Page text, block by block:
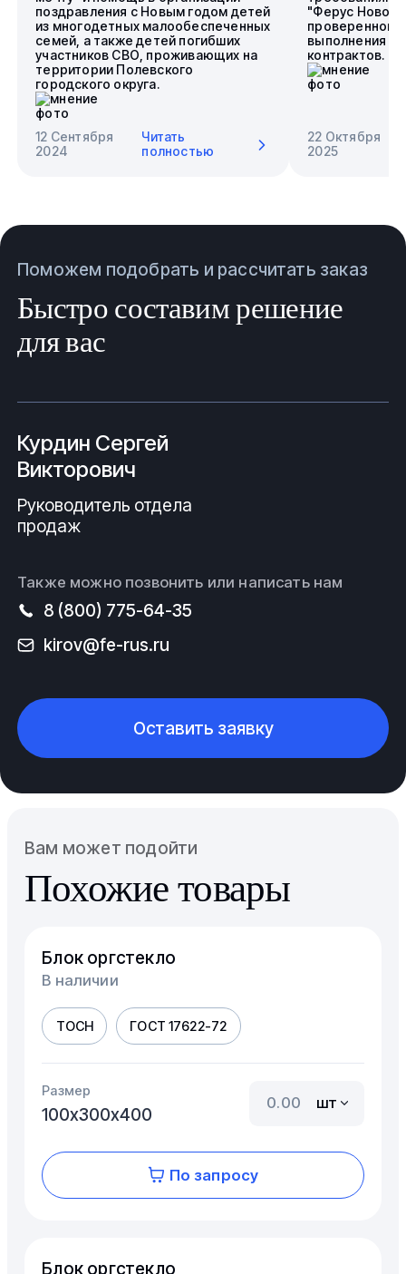
поздравления с Новым годом детей
из многодетных малообеспеченных
семей, а также детей погибших
участников СВО, проживающих на
территории Полевского
городского округа.
12 Сентября
2024
Читать
полностью
"Ферус
проверенного
выполнения
контрактов.
22 Октября
2025
Поможем подобрать и рассчитать заказ
Быстро составим решение
для вас
Курдин Сергей
Викторович
Руководитель отдела
продаж
Также можно позвонить или написать нам
8 (800) 775-64-35
kirov@fe-rus.ru
Оставить заявку
Вам может подойти
Похожие товары
Блок оргстекло
В наличии
ТОСН ГОСТ 17622-72
Размер
100х300х400
шт
По запросу
Блок оргстекло